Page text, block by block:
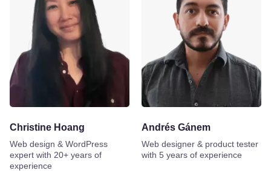
Christine Hoang
Web design & WordPress
expert with 20+ years of
experience
Andrés Gánem
Web designer & product tester
with 5 years of experience